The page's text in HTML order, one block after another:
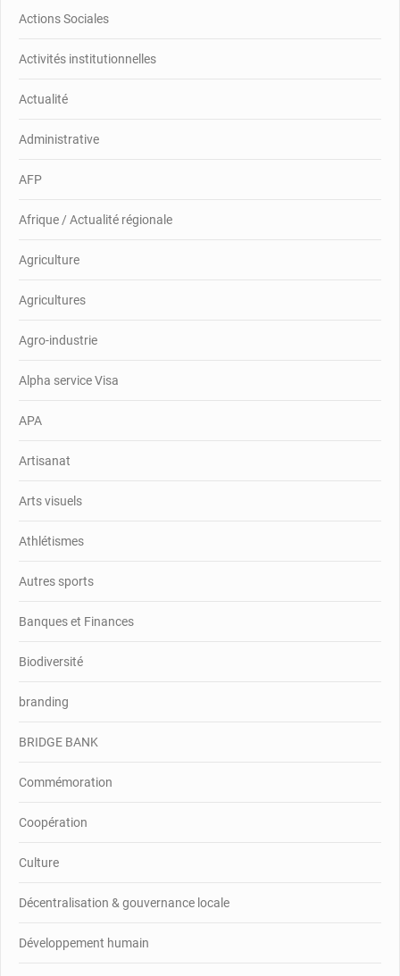
Actions Sociales
Activités institutionnelles
Actualité
Administrative
AFP
Afrique / Actualité régionale
Agriculture
Agricultures
Agro-industrie
Alpha service Visa
APA
Artisanat
Arts visuels
Athlétismes
Autres sports
Banques et Finances
Biodiversité
branding
BRIDGE BANK
Commémoration
Coopération
Culture
Décentralisation & gouvernance locale
Développement humain